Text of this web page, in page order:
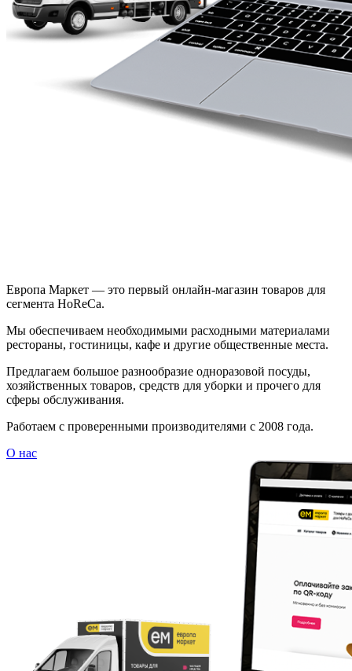
Европа Маркет — это первый онлайн-магазин товаров для
сегмента HoReCa.
Мы обеспечиваем необходимыми расходными материалами
рестораны, гостиницы, кафе и другие общественные места.
Предлагаем большое разнообразие одноразовой посуды,
хозяйственных товаров, средств для уборки и прочего для
сферы обслуживания.
Работаем с проверенными производителями с 2008 года.
О нас